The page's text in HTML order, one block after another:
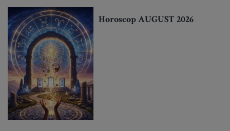
Horoscop AUGUST 2026